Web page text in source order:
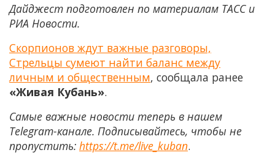
Дайджест подготовлен по материалам ТАСС и
РИА Новости.
Скорпионов ждут важные разговоры,
Стрельцы сумеют найти баланс между
личным и общественным, сообщала ранее
«Живая Кубань».
Самые важные новости теперь в нашем
Telegram-канале. Подписывайтесь, чтобы не
пропустить: https://t.me/live_kuban.